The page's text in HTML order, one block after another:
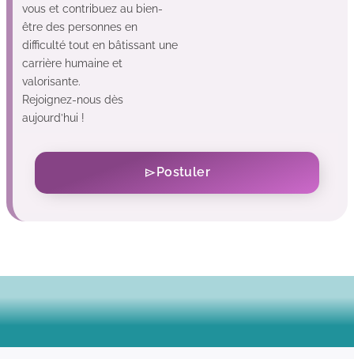
vous et contribuez au bien-
être des personnes en
difficulté tout en bâtissant une
carrière humaine et
valorisante.
Rejoignez-nous dès
aujourd’hui !
Postuler